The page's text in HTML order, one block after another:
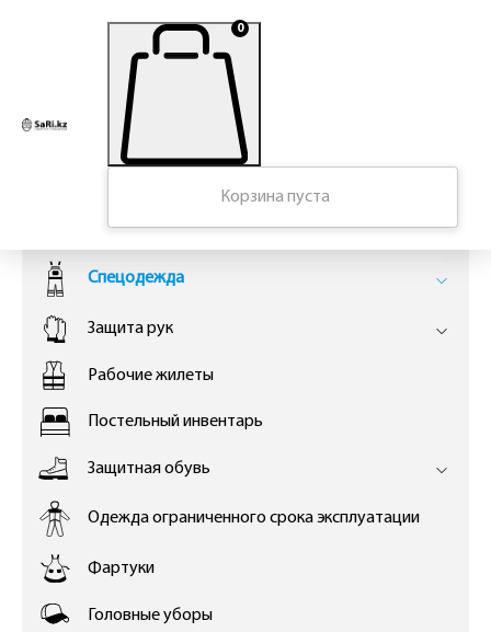
0
Корзина пуста
КАТАЛОГ
Спецодежда
Защита рук
Рабочие жилеты
Постельный инвентарь
Защитная обувь
Одежда ограниченного срока эксплуатации
Фартуки
Головные уборы